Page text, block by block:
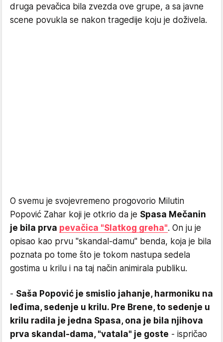
druga pevačica bila zvezda ove grupe, a sa javne
scene povukla se nakon tragedije koju je doživela.
O svemu je svojevremeno progovorio Milutin
Popović Zahar koji je otkrio da je Spasa Mečanin
je bila prva pevačica "Slatkog greha". On ju je
opisao kao prvu "skandal-damu" benda, koja je bila
poznata po tome što je tokom nastupa sedela
gostima u krilu i na taj način animirala publiku.
- Saša Popović je smislio jahanje, harmoniku na
leđima, sedenje u krilu. Pre Brene, to sedenje u
krilu radila je jedna Spasa, ona je bila njihova
prva skandal-dama, "vatala" je goste - ispričao